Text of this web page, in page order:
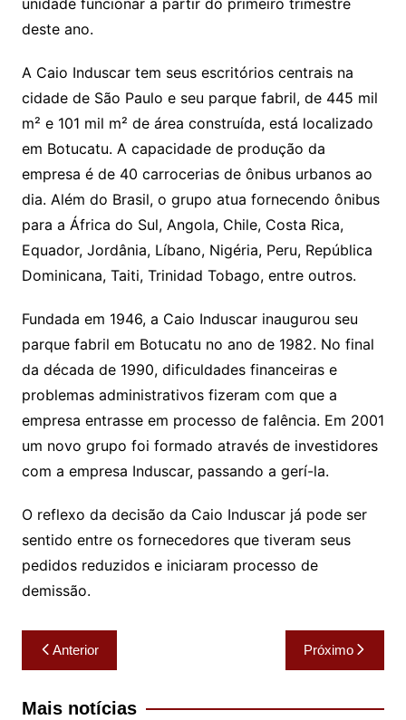
unidade funcionar a partir do primeiro trimestre
deste ano.
A Caio Induscar tem seus escritórios centrais na
cidade de São Paulo e seu parque fabril, de 445 mil
m² e 101 mil m² de área construída, está localizado
em Botucatu. A capacidade de produção da
empresa é de 40 carrocerias de ônibus urbanos ao
dia. Além do Brasil, o grupo atua fornecendo ônibus
para a África do Sul, Angola, Chile, Costa Rica,
Equador, Jordânia, Líbano, Nigéria, Peru, República
Dominicana, Taiti, Trinidad Tobago, entre outros.
Fundada em 1946, a Caio Induscar inaugurou seu
parque fabril em Botucatu no ano de 1982. No final
da década de 1990, dificuldades financeiras e
problemas administrativos fizeram com que a
empresa entrasse em processo de falência. Em 2001
um novo grupo foi formado através de investidores
com a empresa Induscar, passando a gerí-la.
O reflexo da decisão da Caio Induscar já pode ser
sentido entre os fornecedores que tiveram seus
pedidos reduzidos e iniciaram processo de
demissão.
Navegação
de
Post
Anterior Próximo
Mais notícias